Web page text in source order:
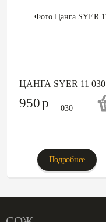
ЦАНГА SYER 11 030
950p
Подробнее